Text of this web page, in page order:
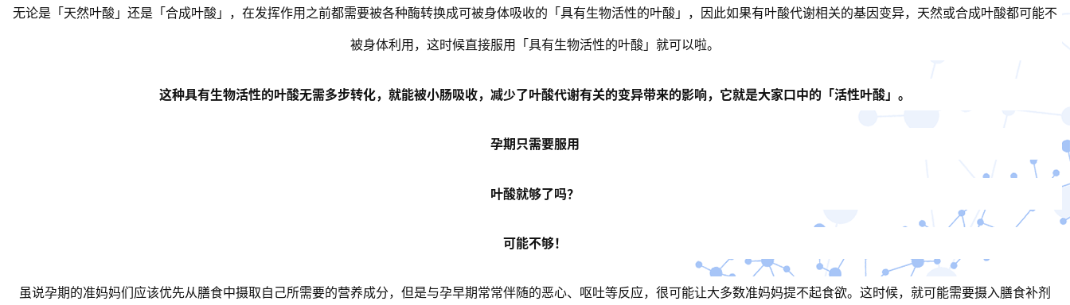
无论是「天然叶酸」还是「合成叶酸」，在发挥作用之前都需要被各种酶转换成可被身体吸收的「具有生物活性的叶酸」，因此如果有叶酸代谢相关的基因变异，天然或合成叶酸都可能不
被身体利用，这时候直接服用「具有生物活性的叶酸」就可以啦。
这种具有生物活性的叶酸无需多步转化，就能被小肠吸收，减少了叶酸代谢有关的变异带来的影响，它就是大家口中的「活性叶酸」。
孕期只需要服用
叶酸就够了吗？
可能不够！
虽说孕期的准妈妈们应该优先从膳食中摄取自己所需要的营养成分，但是与孕早期常常伴随的恶心、呕吐等反应，很可能让大多数准妈妈提不起食欲。这时候，就可能需要摄入膳食补剂